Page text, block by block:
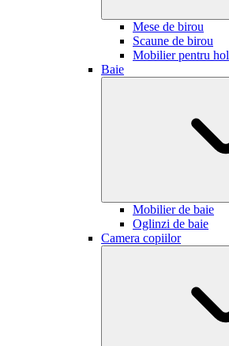
Mese de birou
Scaune de birou
Mobilier pentru hol
Baie
Mobilier de baie
Oglinzi de baie
Camera copiilor